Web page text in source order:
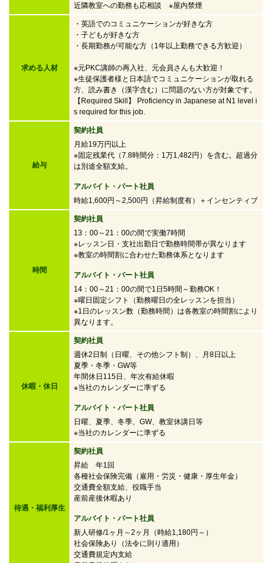
近隣教室への勤務も応相談 ※屋内禁煙
求める人材
・英語でのコミュニケーションが好きな方
・子どもが好きな方
・長期勤務が可能な方（1年以上勤務できる方歓迎）
※元PKC講師の再入社、元会員さんも大歓迎！
※生徒保護者様と日本語でコミュニケーションが取れる
方、読み書き（漢字含む）に問題のない方が対象です。
【Required Skill】 Proficiency in Japanese at N1 level i
s required for this job.
給与
契約社員
月給19万円以上
※固定残業代（7.8時間分：1万1,482円）を含む。超過分
は別途全額支給。
アルバイト・パート社員
時給1,600円～2,500円
（昇給制度有）＋インセンティブ
時間
契約社員
13：00～21：00の間で実働7時間
※レッスン日・支社出勤日で勤務時間帯が異なります
※教室の時間割に合わせた勤務体系となります
アルバイト・パート社員
14：00～21：00の間で1日5時間～勤務OK！
※曜日固定シフト（勤務曜日の全レッスンを担当）
※1日のレッスン数（勤務時間）は各教室の時間割により
異なります。
休暇・休日
契約社員
週休2日制（日曜、その他シフト制）、月8日以上
夏季・冬季・GW等
年間休日115日、年次有給休暇
※当社のカレンダーに準ずる
アルバイト・パート社員
日曜、夏季、冬季、GW、教室休講日等
※当社のカレンダーに準ずる
待遇・福利厚生
契約社員
昇給 年1回
各種社会保険完備（雇用・労災・健康・厚生年金）
交通費全額支給、役職手当
産前産後休暇あり
アルバイト・パート社員
新人研修/1ヶ月～2ヶ月（時給1,180円～）
社会保険あり（法令に則り適用）
交通費規定内支給